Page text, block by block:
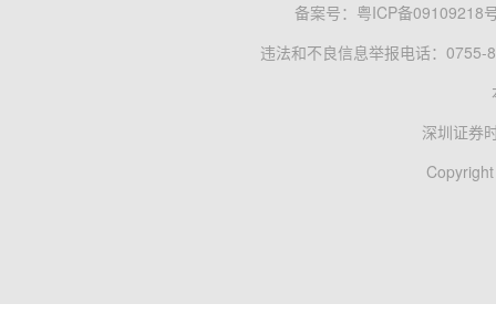
备案号： 粤ICP备09109218
违法和不良信息举报电话：0755-
深圳证券